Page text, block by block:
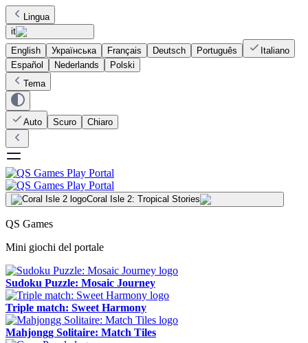
Lingua
it
English
Українська Français Deutsch Português
Italiano
Español
Nederlands
Polski
Tema
Auto Scuro Chiaro
Coral Isle 2: Tropical Stories
QS Games
Mini giochi del portale
Sudoku Puzzle: Mosaic Journey
Triple match: Sweet Harmony
Mahjongg Solitaire: Match Tiles